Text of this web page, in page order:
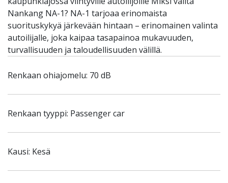
Nankang NA-1? NA-1 tarjoaa erinomaista
suorituskykyä järkevään hintaan – erinomainen valinta
autoilijalle, joka kaipaa tasapainoa mukavuuden,
turvallisuuden ja taloudellisuuden välillä.
Renkaan ohiajomelu: 70 dB
Renkaan tyyppi: Passenger car
Kausi: Kesä